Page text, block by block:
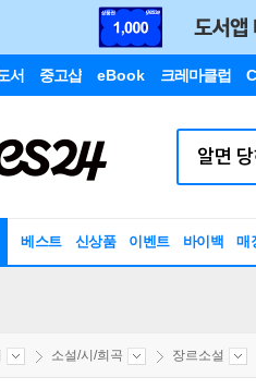
서 중고샵 eBook 크레마클럽
베스트 신상품 이벤트 바이백 매
소설/시/희곡 장르소설